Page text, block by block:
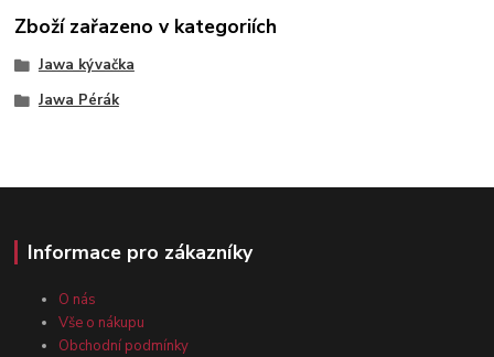
Zboží zařazeno v kategoriích
Jawa kývačka
Jawa Pérák
Informace pro zákazníky
O nás
Vše o nákupu
Obchodní podmínky